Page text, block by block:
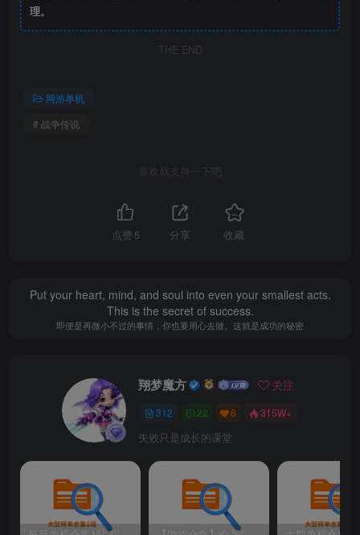
游历这个广阔的开放世界，寻求名声、财富和认可，让
严酷世界的历史的同时，探索废弃的矿井、坟墓和营地。
收集赏金和承接合同。从保护无辜者免受小贼的侵害，
到击败这片土地上最臭名昭著的人物，只要能获得利益哪种
任务不能做呢？
通过基于战术的回合制战斗系统战胜敌人，奖励你的精
心策划和战略思维，选择角色、装备和战术的最佳组合，在
每场独特的战斗中取得胜利吧。
理。
THE END
网游单机
# 战争传说
喜欢就支持一下吧
点赞 5 分享 收藏
Put your heart, mind, and soul into even your smallest acts.
This is the secret of success.
即便是再微小不过的事情，你也要用心去做。这就是成功的秘密
翔梦魔方 关注
312 22 6 315W+
失败只是成长的课堂